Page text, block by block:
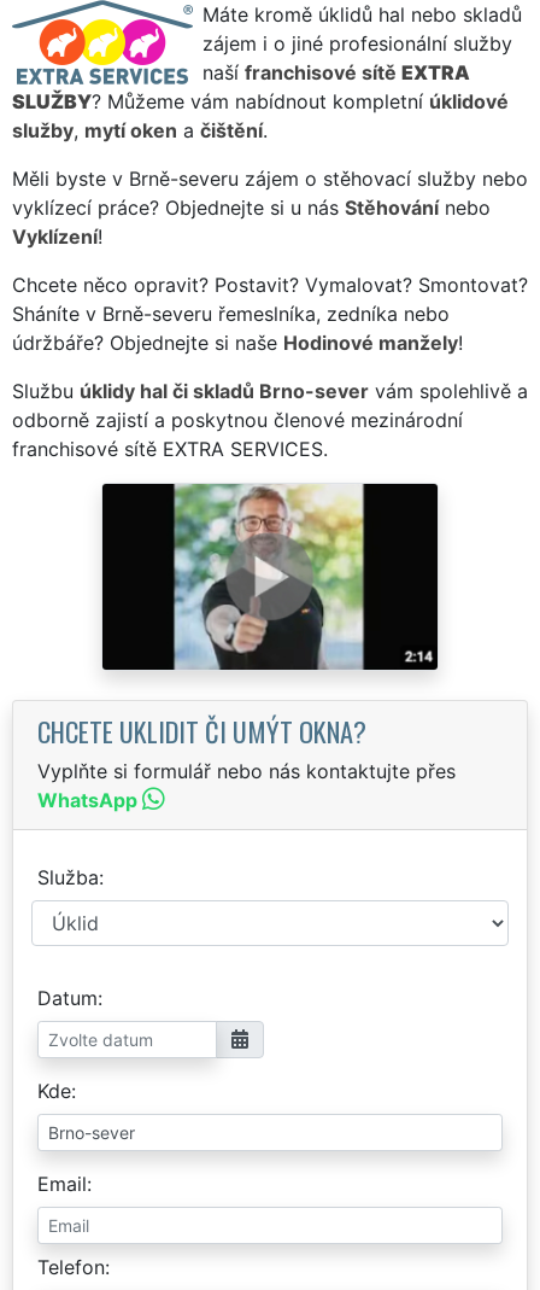
Máte kromě úklidů hal nebo skladů
zájem i o jiné profesionální služby
naší franchisové sítě EXTRA
SLUŽBY? Můžeme vám nabídnout kompletní úklidové
služby, mytí oken a čištění.
Měli byste v Brně-severu zájem o stěhovací služby nebo
vyklízecí práce? Objednejte si u nás Stěhovánínebo
Vyklízení!
Chcete něco opravit? Postavit? Vymalovat? Smontovat?
Sháníte v Brně-severu řemeslníka, zedníka nebo
údržbáře? Objednejte si naše Hodinové manžely!
Službu úklidy hal či skladů Brno-sever vám spolehlivě a
odborně zajistí a poskytnou členové mezinárodní
franchisové sítě EXTRA SERVICES.
CHCETE UKLIDIT ČI UMÝT OKNA?
Vyplňte si formulář nebo nás kontaktujte přes
WhatsApp
Služba
Datum
Kde
Email
Telefon